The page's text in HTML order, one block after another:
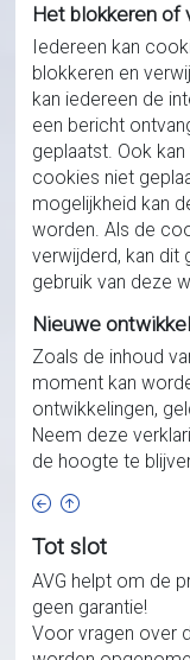
Het blokkeren of
Iedereen kan
blokkeren en
kan iedereen de
een bericht
geplaatst. Ook
cookies niet
mogelijkheid kan
worden. Als de
verwijderd, kan dit
gebruik van deze
Nieuwe
Zoals de inhoud
moment kan
ontwikkelingen,
Neem deze
de hoogte te
Tot slot
AVG helpt om de
geen garantie!
Voor vragen over